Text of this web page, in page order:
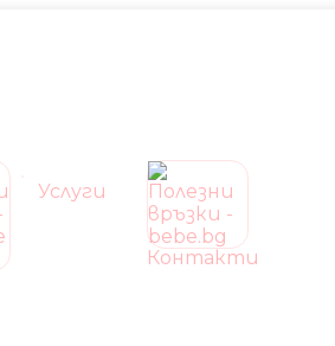
Услуги
Контакти